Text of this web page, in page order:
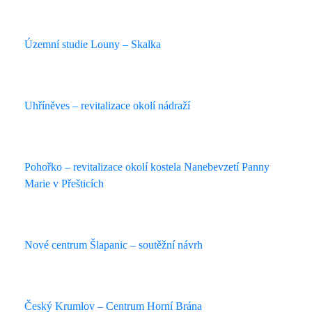
Územní studie Louny – Skalka
Uhříněves – revitalizace okolí nádraží
Pohořko – revitalizace okolí kostela Nanebevzetí Panny
Marie v Přešticích
Nové centrum Šlapanic – soutěžní návrh
Český Krumlov – Centrum Horní Brána